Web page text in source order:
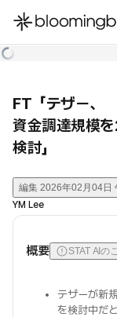
한국어
FT「テザー、
資金調達規模
検討」
編集 2026年02月04日
YM Lee
概要 STAT AIの
テザーが新
を検討中だ